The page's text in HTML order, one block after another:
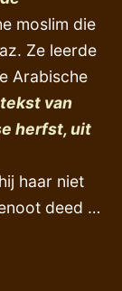
moslim die
Ze leerde
Arabische
van
herfst, uit
haar niet
deed …